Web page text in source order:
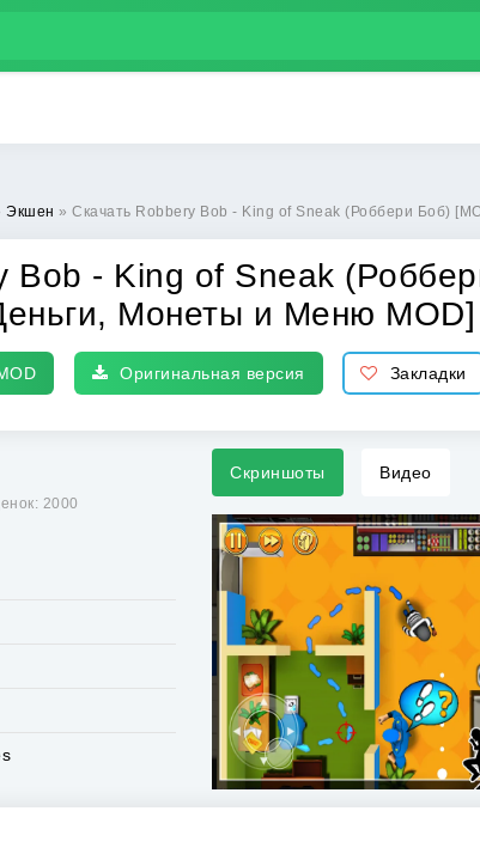
Экшен » Скачать Robbery Bob - King of Sneak (Роббери Боб) [МОД: Деньги, Монеты и Меню MOD] |
Bob - King of Sneak
Монеты и Меню MOD]
Оригинальная версия Закладки
2000
Скриншоты Видео